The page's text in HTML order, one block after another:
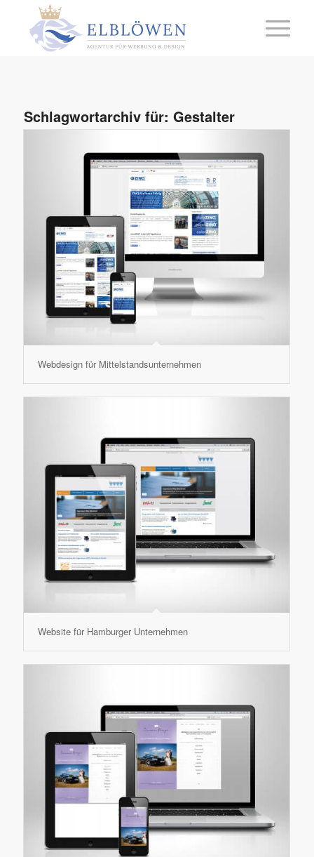
Schlagwortarchiv für: Gestalter
Webdesign für Mittelstandsunternehmen
Website für Hamburger Unternehmen